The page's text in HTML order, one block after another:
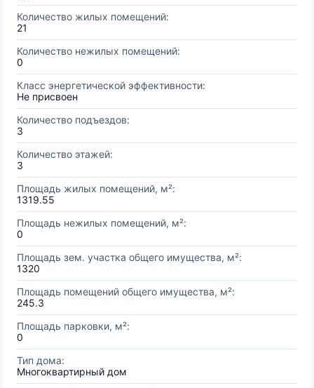
Количество жилых помещений:
21
Количество нежилых помещений:
0
Класс энергетической эффективности:
Не присвоен
Количество подъездов:
3
Количество этажей:
3
Площадь жилых помещений, м²:
1319.55
Площадь нежилых помещений, м²:
0
Площадь зем. участка общего имущества, м²:
1320
Площадь помещений общего имущества, м²:
245.3
Площадь парковки, м²:
0
Тип дома:
Многоквартирный дом